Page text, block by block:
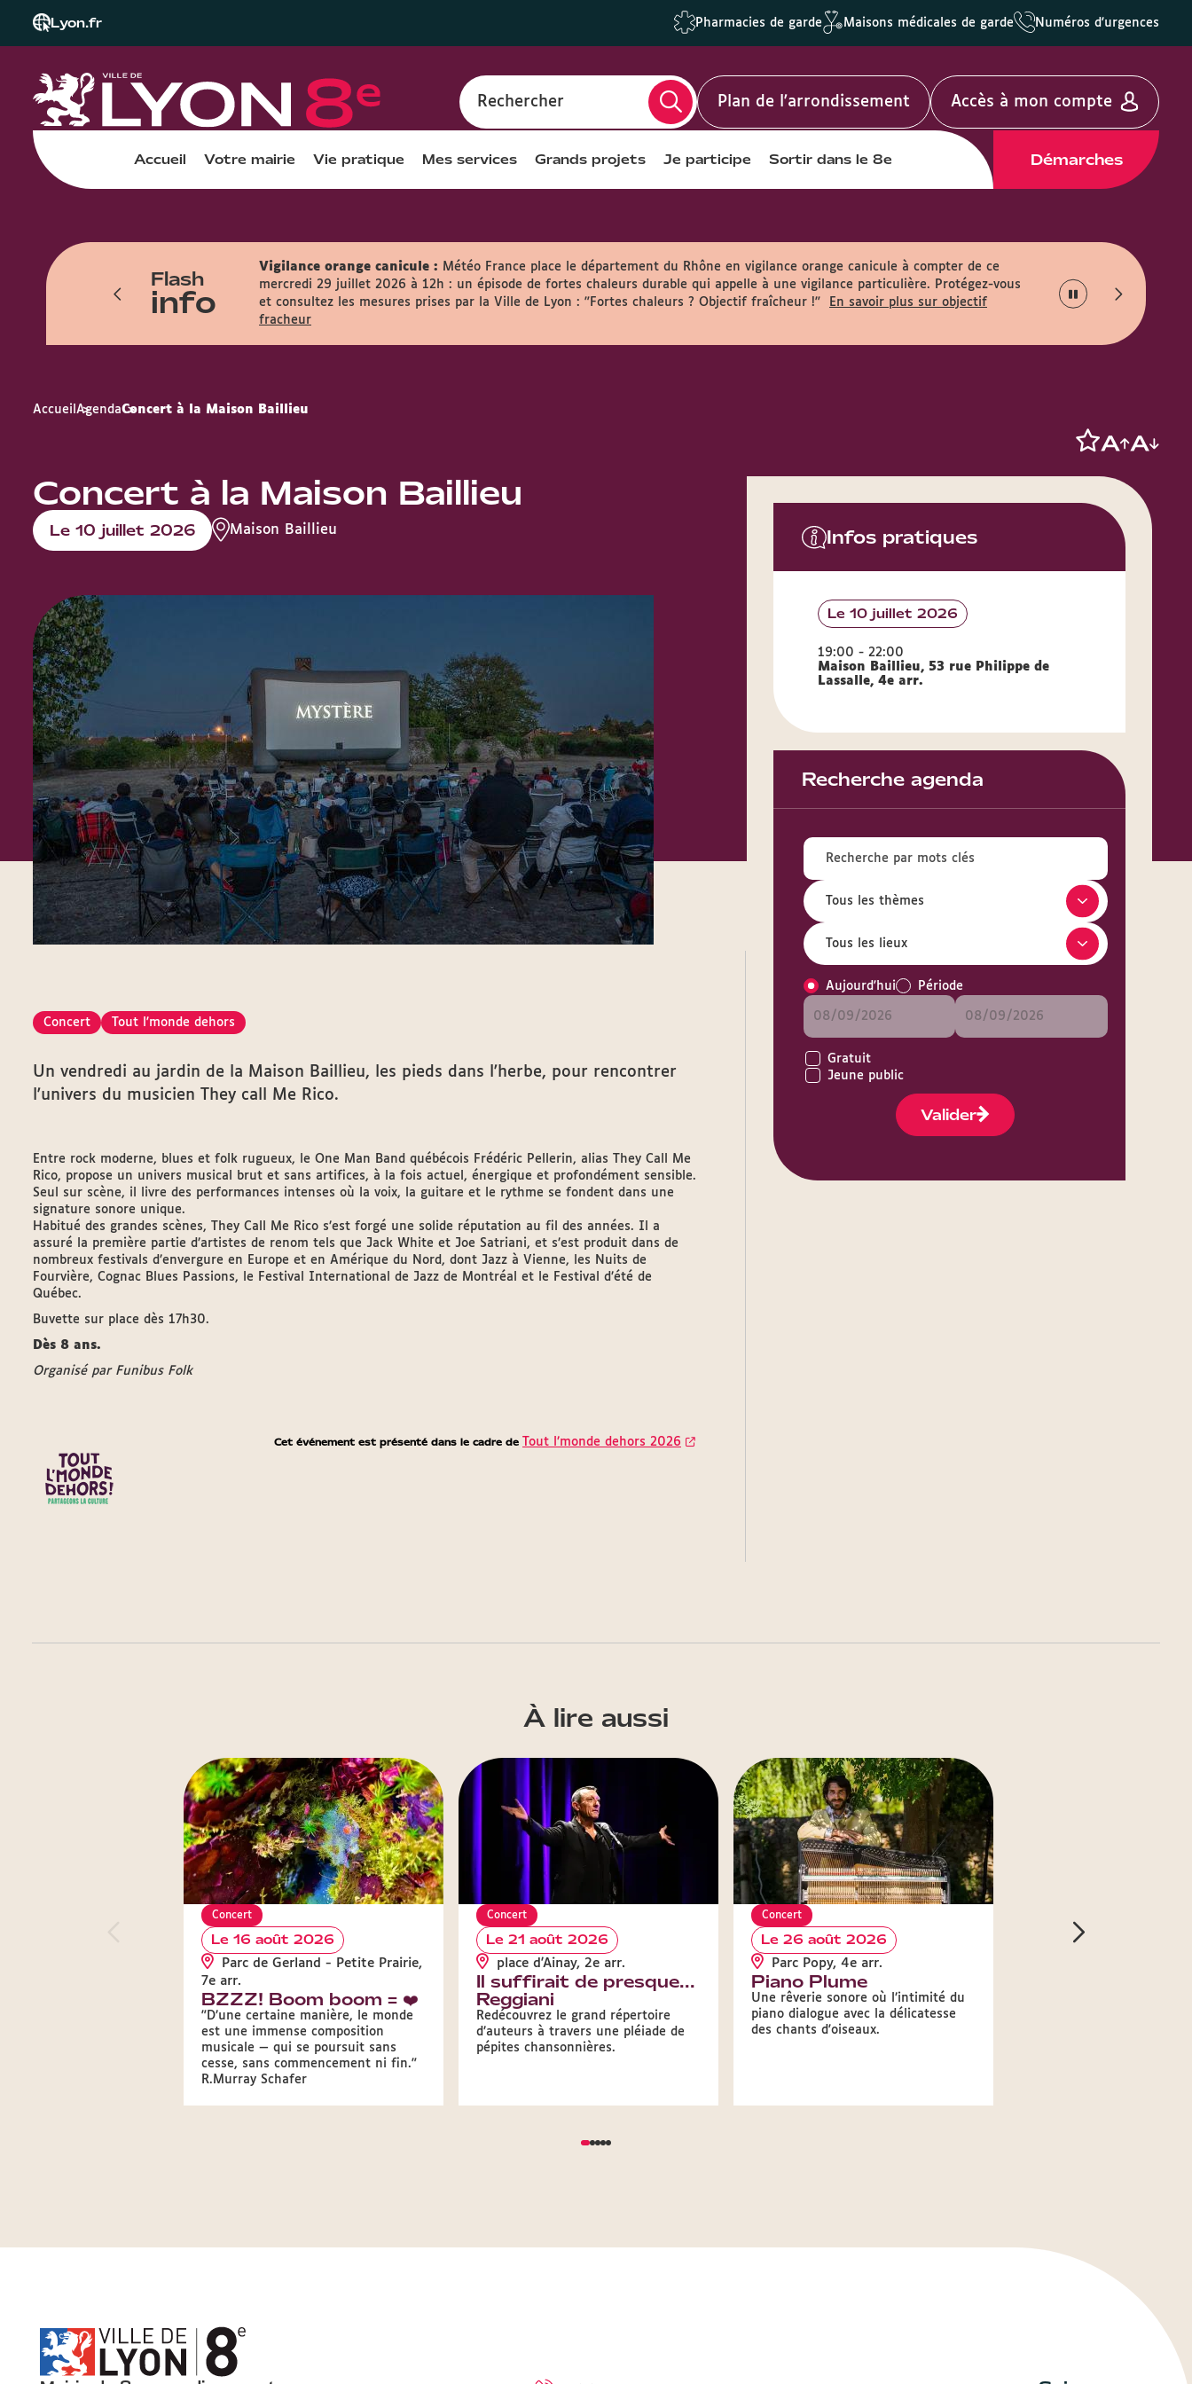
Lyon.fr Pharmacies de garde Maisons médicales de garde Numéros d'urgences
Rechercher Plan de l'arrondissement Accès à mon compte
Accueil Votre mairie Vie pratique Mes services Grands projets Je participe Sortir dans le 8e Démarches
Flash
info
et accueille le public entre 7h45 et
Vigilance orange canicule : Météo France place le département du Rhône en vigilance orange canicule à compter de ce
mercredi 29 juillet 2026 à 12h : un épisode de fortes chaleurs durable qui appelle à une vigilance particulière. Protégez-vous
et consultez les mesures prises par la Ville de Lyon : "Fortes chaleurs ? Objectif fraîcheur !"
En savoir plus sur objectif
fracheur
Accueil AgendaConcert à la Maison Baillieu
Concert à la Maison Baillieu
Le 10 juillet 2026 Maison Baillieu
Concert Tout l'monde dehors
Un vendredi au jardin de la Maison Baillieu, les pieds dans l'herbe, pour rencontrer
l'univers du musicien They call Me Rico.
Entre rock moderne, blues et folk rugueux, le One Man Band québécois Frédéric Pellerin, alias They Call Me
Rico, propose un univers musical brut et sans artifices, à la fois actuel, énergique et profondément sensible.
Seul sur scène, il livre des performances intenses où la voix, la guitare et le rythme se fondent dans une
signature sonore unique.
Habitué des grandes scènes, They Call Me Rico s’est forgé une solide réputation au fil des années. Il a
assuré la première partie d’artistes de renom tels que Jack White et Joe Satriani, et s’est produit dans de
nombreux festivals d’envergure en Europe et en Amérique du Nord, dont Jazz à Vienne, les Nuits de
Fourvière, Cognac Blues Passions, le Festival International de Jazz de Montréal et le Festival d’été de
Québec.
Buvette sur place dès 17h30.
Dès 8 ans.
Organisé par Funibus Folk
Cet événement est présenté dans le cadre de Tout l’monde dehors 2026
Infos pratiques
Le 10 juillet 2026
19:00 - 22:00
Maison Baillieu, 53 rue Philippe de
Lassalle, 4e arr.
Recherche agenda
Aujourd'hui Période
Gratuit
Jeune public
Valider
À lire aussi
Concert
Le 16 août 2026
Parc de Gerland - Petite Prairie,
7e arr.
BZZZ! Boom boom = ❤️
"D’une certaine manière, le monde
est une immense composition
musicale — qui se poursuit sans
cesse, sans commencement ni fin."
R.Murray Schafer
Concert
Le 21 août 2026
place d'Ainay, 2e arr.
Il suffirait de presque...
Reggiani
Redécouvrez le grand répertoire
d’auteurs à travers une pléiade de
pépites chansonnières.
Concert
Le 26 août 2026
Parc Popy, 4e arr.
Piano Plume
Une rêverie sonore où l’intimité du
piano dialogue avec la délicatesse
des chants d'oiseaux.
Le 27 août 2026